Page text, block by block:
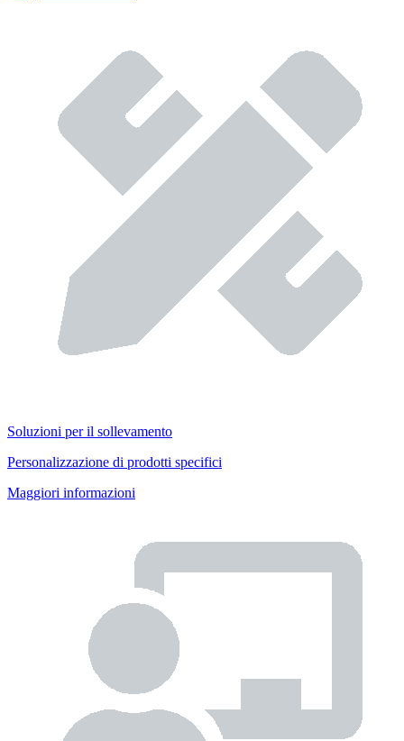
Soluzioni per il sollevamento
Personalizzazione di prodotti specifici
Maggiori informazioni